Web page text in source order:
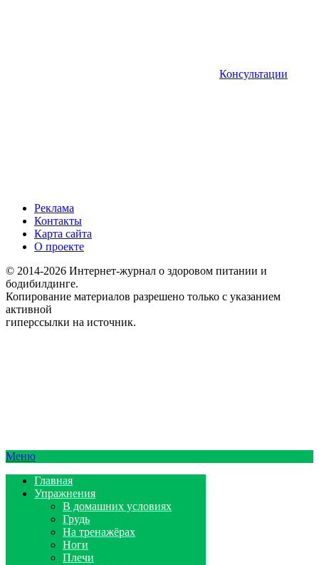
Консультации
Реклама
Контакты
Карта сайта
О проекте
© 2014-2026 Интернет-журнал о здоровом питании и
бодибилдинге.
Копирование материалов разрешено только с указанием
активной
гиперссылки на источник.
Меню
Главная
Упражнения
В домашних условиях
Грудь
На тренажёрах
Ноги
Плечи